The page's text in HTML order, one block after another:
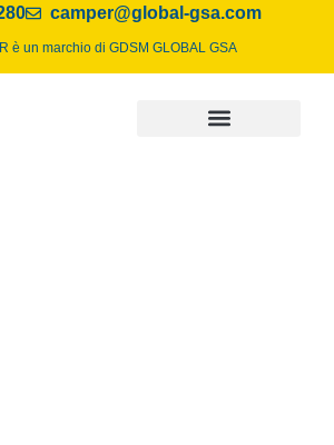
camper@global-gsa.com
è un marchio di GDSM GLOBAL GSA